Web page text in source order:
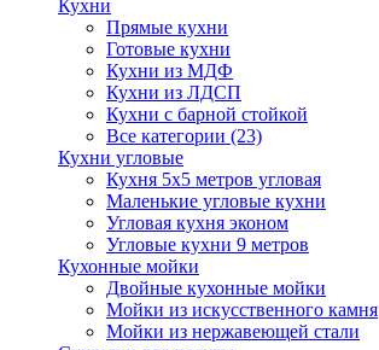
Кухни
Прямые кухни
Готовые кухни
Кухни из МДФ
Кухни из ЛДСП
Кухни с барной стойкой
Все категории (23)
Кухни угловые
Кухня 5х5 метров угловая
Маленькие угловые кухни
Угловая кухня эконом
Угловые кухни 9 метров
Кухонные мойки
Двойные кухонные мойки
Мойки из искусственного камня
Мойки из нержавеющей стали